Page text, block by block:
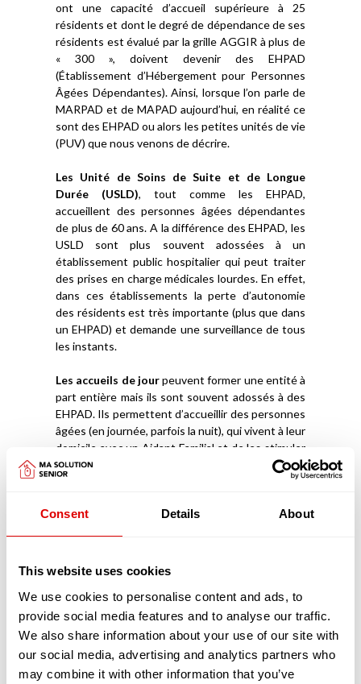
Consent Details About
This website uses cookies
We use cookies to personalise content and ads, to
provide social media features and to analyse our traffic.
We also share information about your use of our site with
our social media, advertising and analytics partners who
may combine it with other information that you’ve
ont une capacité d’accueil supérieure à 25
résidents et dont le degré de dépendance de ses
résidents est évalué par la grille AGGIR à plus de
« 300 », doivent devenir des EHPAD
(Établissement d’Hébergement pour Personnes
Âgées Dépendantes). Ainsi, lorsque l’on parle de
MARPAD et de MAPAD aujourd’hui, en réalité ce
sont des EHPAD ou alors les petites unités de vie
(PUV) que nous venons de décrire.
Les Unité de Soins de Suite et de Longue
Durée (USLD), tout comme les EHPAD,
accueillent des personnes âgées dépendantes
de plus de 60 ans. A la différence des EHPAD, les
USLD sont plus souvent adossées à un
établissement public hospitalier qui peut traiter
des prises en charge médicales lourdes. En effet,
dans ces établissements la perte d’autonomie
des résidents est très importante (plus que dans
un EHPAD) et demande une surveillance de tous
les instants.
Les accueils de jourpeuvent former une entité à
part entière mais ils sont souvent adossés à des
EHPAD. Ils permettent d’accueillir des personnes
âgées (en journée, parfois la nuit), qui vivent à leur
domicile avec un Aidant Familial et de les stimuler
afin qu’elles puissent rester davantage chez elles.
Ces structures ont aussi l’avantage de donner à
forces et d’être mieux armé et accompagné pour
Découvrezcomment intégrer un EHPAD
Les pathologies liées au vieillissement prises
en charge dans les EHPAD
Les pathologies liées au vieillissement sont
nombreuses. Elles sont dues à l’augmentation de
l’espérance de vie mais aussi à nos modes de vie